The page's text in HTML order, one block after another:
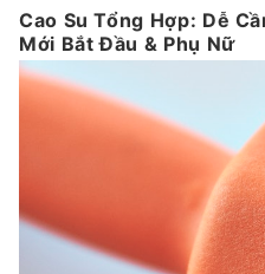
Cao Su Tổng Hợp: Dễ
Mới Bắt Đầu & Phụ Nữ